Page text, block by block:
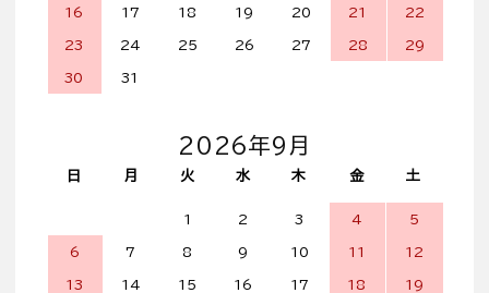
16 17 18 19 20 21 22
23 24 25 26 27 28 29
30 31
2026年9月
日 月 火 水 木 金 土
1 2 3 4 5
6 7 8 9 10 11 12
13 14 15 16 17 18 19